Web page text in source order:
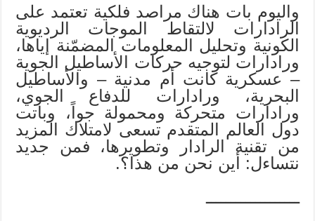
واليوم بات هناك مراصد فلكية تعتمد على
الرادارات لالتقاط الموجات الرديوية
الكونية وتحليل المعلومات المضمّنة إياها،
ورادارات لتوجيه حركات الأساطيل الجوية
– عسكرية كانت أم مدنية – والأساطيل
البحرية، ورادارات للدفاع الجوي،
ورادارات متحركة ومحمولة جواً، وباتت
دول العالم المتقدم تسعى لامتلاك المزيد
من تقنية الرادار وتطويرها، فمن جديد
نتساءل: أين نحن من هذا؟.
ـــــــــــــــــــ